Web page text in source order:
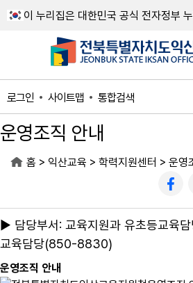
이 누리집은 대한민국 공식 전자정부
로그인 사이트맵 통합검색
운영조직 안내
홈 > 익산교육 > 학력지원센터 > 운영
▶ 담당부서: 교육지원과 유초등교육
교육담당(850-8830)
운영조직 안내